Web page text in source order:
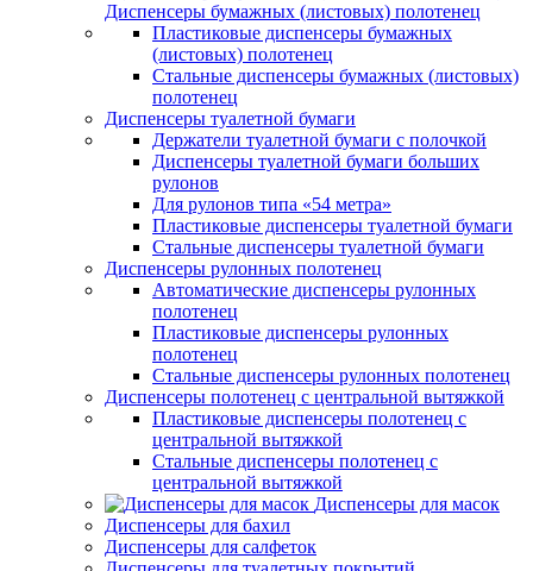
Диспенсеры бумажных (листовых) полотенец
Пластиковые диспенсеры бумажных
(листовых) полотенец
Стальные диспенсеры бумажных (листовых)
полотенец
Диспенсеры туалетной бумаги
Держатели туалетной бумаги с полочкой
Диспенсеры туалетной бумаги больших
рулонов
Для рулонов типа «54 метра»
Пластиковые диспенсеры туалетной бумаги
Стальные диспенсеры туалетной бумаги
Диспенсеры рулонных полотенец
Автоматические диспенсеры рулонных
полотенец
Пластиковые диспенсеры рулонных
полотенец
Стальные диспенсеры рулонных полотенец
Диспенсеры полотенец с центральной вытяжкой
Пластиковые диспенсеры полотенец с
центральной вытяжкой
Стальные диспенсеры полотенец с
центральной вытяжкой
Диспенсеры для масок
Диспенсеры для бахил
Диспенсеры для салфеток